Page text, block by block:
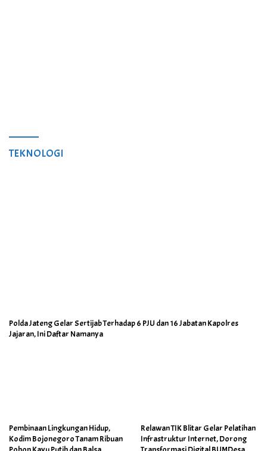
TEKNOLOGI
Polda Jateng Gelar Sertijab Terhadap 6 PJU dan 16 Jabatan Kapolres
Jajaran, Ini Daftar Namanya
Pembinaan Lingkungan Hidup,
Kodim Bojonegoro Tanam Ribuan
Relawan TIK Blitar Gelar Pelatihan
Infrastruktur Internet, Dorong